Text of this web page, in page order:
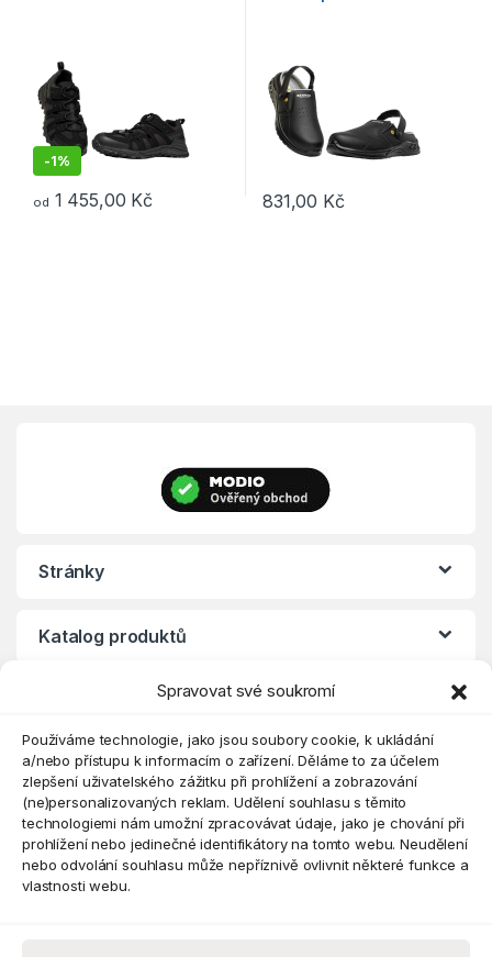
Spravovat své soukromí
Používáme technologie, jako jsou soubory cookie, k ukládání
a/nebo přístupu k informacím o zařízení. Děláme to za účelem
zlepšení uživatelského zážitku při prohlížení a zobrazování
(ne)personalizovaných reklam. Udělení souhlasu s těmito
technologiemi nám umožní zpracovávat údaje, jako je chování při
prohlížení nebo jedinečné identifikátory na tomto webu. Neudělení
nebo odvolání souhlasu může nepříznivě ovlivnit některé funkce a
vlastnosti webu.
-1%
od 1 455,00 Kč
Tento produkt má více variant. Možnosti lze vybrat na stránce
831,00 Kč
Tento produkt má více
Stránky
Katalog produktů